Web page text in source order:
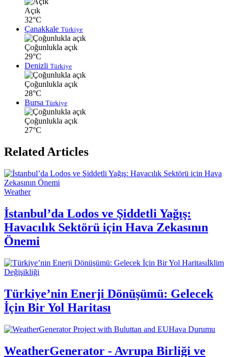
Açık
32°C
Çanakkale Türkiye
Çoğunlukla açık
29°C
Denizli Türkiye
Çoğunlukla açık
28°C
Bursa Türkiye
Çoğunlukla açık
27°C
Related Articles
Weather
İstanbul’da Lodos ve Şiddetli Yağış:
Havacılık Sektörü için Hava Zekasının
Önemi
İklim
Değişikliği
Türkiye’nin Enerji Dönüşümü: Gelecek
İçin Bir Yol Haritası
Hava Durumu
WeatherGenerator - Avrupa Birliği ve